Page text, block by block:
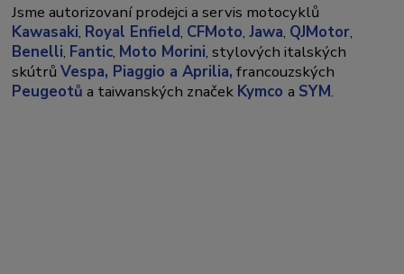
Jsme autorizovaní prodejci a servis motocyklů
Kawasaki, Royal Enfield, CFMoto,Jawa, QJMotor,
Benelli, Fantic, Moto Morini, stylových italských
skútrůVespa, Piaggio a Aprilia, francouzských
Peugeotů a taiwanských značek Kymcoa SYM.